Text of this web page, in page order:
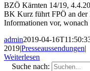
BZÖ Kärnten 14/19,
BK Kurz führt FPÖ an der
Informationen vor, wonach
admin2019-04-
2019|Presseaussendungen|
Weiterlesen
Suche nach: